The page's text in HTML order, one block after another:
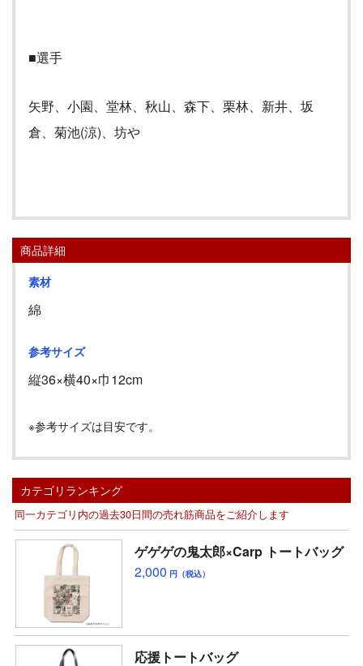
■選手
矢野、小園、堂林、秋山、森下、栗林、新井、坂
倉、菊池(涼)、坊や
商品詳細
素材
綿
参考サイズ
縦36×横40×巾12cm
※参考サイズは目安です。
カテゴリランキング
同一カテゴリ内の過去30日間の売れ筋商品をご紹介します
ゲゲゲの鬼太郎×Carp トートバッグ
2,000 円（税込）
応援トートバッグ